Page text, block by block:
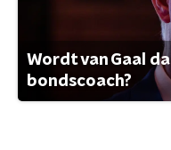
Wordt van Gaal
bondscoach?